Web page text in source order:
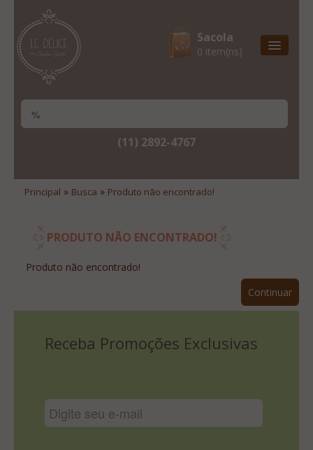
Sacola
0 item(ns)
Natal & 2017
Lista De Desejos
Minha Conta
Site Institucional
Lista De Desejos
(11) 2892-4767
Principal » Busca » Produto não encontrado!
PRODUTO NÃO ENCONTRADO!
Produto não encontrado!
Continuar
Receba Promoções Exclusivas